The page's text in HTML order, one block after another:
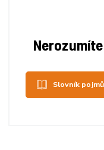
Slovník pojmů